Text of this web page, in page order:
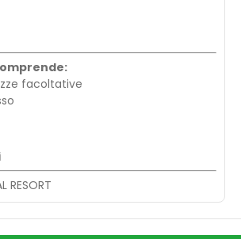
facoltative
RESORT